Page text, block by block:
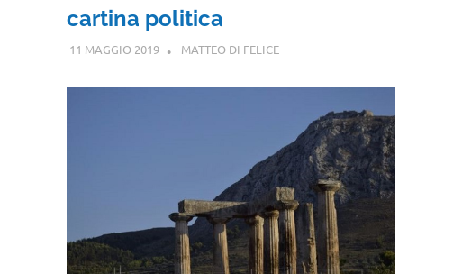
cartina politica
11 MAGGIO 2019 MATTEO DI FELICE